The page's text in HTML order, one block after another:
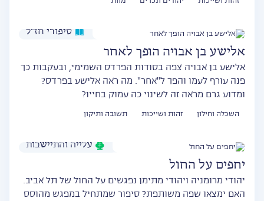
סיפורי חז״ל
אלישע בן אבויה הופך לאחר
אלישע בן אבויה צפה בסודות הפרדס השמימי, ובעקבות כך
פנה עורף לעמו והפך ל"אחר". מה ראה אלישע בפרדס?
ומדוע גרם מראה זה לשינוי כה עמוק בחייו?
השכלה וחילון זהות ושייכות תשובה ותיקון
עלייה והתיישבות
יחפים על החול
יהודי מרומניה ויהודי מתימן נפגשים על החול של תל אביב.
האם ימצאו שפה משותפת? סיפור שמתחיל במפגש מהוסס